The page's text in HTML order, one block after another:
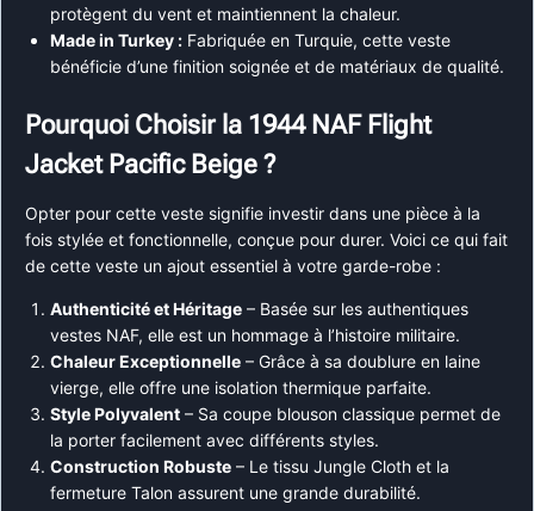
protègent du vent et maintiennent la chaleur.
Made in Turkey : Fabriquée en Turquie, cette veste
bénéficie d’une finition soignée et de matériaux de qualité.
Pourquoi Choisir la 1944 NAF Flight
Jacket Pacific Beige ?
Opter pour cette veste signifie investir dans une pièce à la
fois stylée et fonctionnelle, conçue pour durer. Voici ce qui fait
de cette veste un ajout essentiel à votre garde-robe :
Authenticité et Héritage – Basée sur les authentiques
vestes NAF, elle est un hommage à l’histoire militaire.
Chaleur Exceptionnelle – Grâce à sa doublure en laine
vierge, elle offre une isolation thermique parfaite.
Style Polyvalent – Sa coupe blouson classique permet de
la porter facilement avec différents styles.
Construction Robuste – Le tissu Jungle Cloth et la
fermeture Talon assurent une grande durabilité.